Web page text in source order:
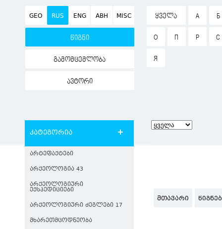
GEO RUS ENG ABH MISC
წიგნი
გამომცემლობა
ავტორი
ᲧᲕᲔᲚᲐ А Б
О П Р С
Я
კატეგორია
ᲐᲠᲢᲔᲤᲐᲥᲢᲔᲑᲘ
ᲐᲠᲥᲔᲝᲚᲝᲒᲘᲐ 43
ᲐᲠᲥᲔᲝᲚᲝᲒᲘᲣᲠᲘ
ᲔᲥᲡᲞᲔᲓᲘᲪᲘᲔᲑᲘ
ᲐᲠᲥᲔᲝᲚᲝᲒᲘᲣᲠᲘ ᲫᲔᲒᲚᲔᲑᲘ 17
ᲛᲮᲐᲠᲔᲗᲛᲪᲝᲓᲜᲔᲝᲑᲐ
ᲛᲗᲐᲕᲐᲠᲘ